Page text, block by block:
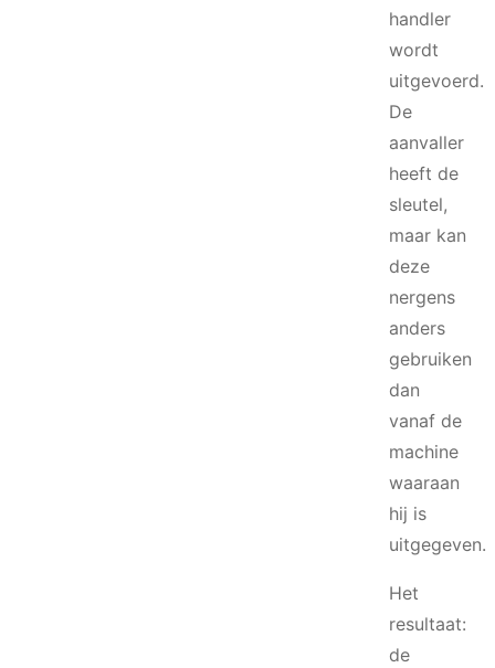
handler
wordt
uitgevoerd.
De
aanvaller
heeft de
sleutel,
maar kan
deze
nergens
anders
gebruiken
dan
vanaf de
machine
waaraan
hij is
uitgegeven.
Het
resultaat:
de